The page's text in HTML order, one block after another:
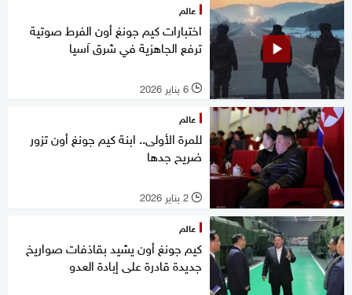
عالم
اختبارات كيم جونغ أون الفرط صوتية
ترفع الجاهزية في شرق آسيا
l 6 يناير 2026
عالم
للمرة الأولى.. ابنة كيم جونغ أون تزور
ضريح جدها
l 2 يناير 2026
عالم
كيم جونغ أون يشيد بقاذفات صواريخ
جديدة قادرة على إبادة العدو